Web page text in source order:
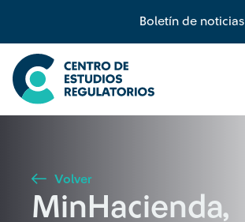
Boletín de noticias
Búsqueda
Seleccione país
Buscar
Volver
MinHacienda,